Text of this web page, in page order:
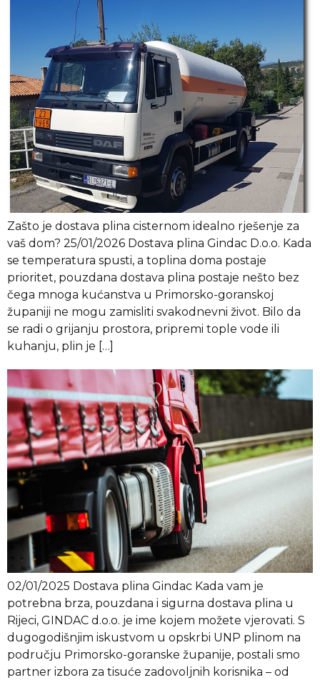
Zašto je dostava plina cisternom idealno rješenje za
vaš dom? 25/01/2026 Dostava plina Gindac D.o.o. Kada
se temperatura spusti, a toplina doma postaje
prioritet, pouzdana dostava plina postaje nešto bez
čega mnoga kućanstva u Primorsko-goranskoj
županiji ne mogu zamisliti svakodnevni život. Bilo da
se radi o grijanju prostora, pripremi tople vode ili
kuhanju, plin je […]
02/01/2025 Dostava plina Gindac Kada vam je
potrebna brza, pouzdana i sigurna dostava plina u
Rijeci, GINDAC d.o.o. je ime kojem možete vjerovati. S
dugogodišnjim iskustvom u opskrbi UNP plinom na
području Primorsko-goranske županije, postali smo
partner izbora za tisuće zadovoljnih korisnika – od